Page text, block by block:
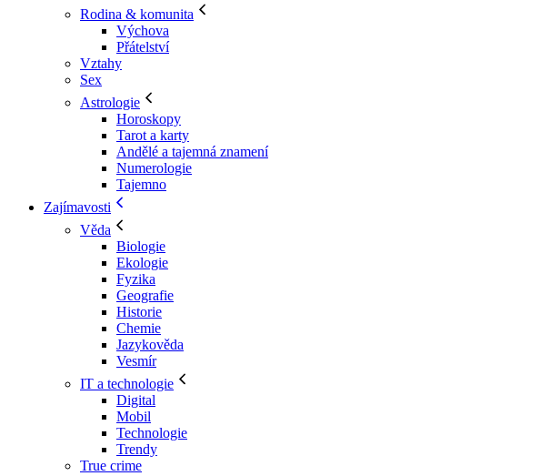
Rodina & komunita
Výchova
Přátelství
Vztahy
Sex
Astrologie
Horoskopy
Tarot a karty
Andělé a tajemná znamení
Numerologie
Tajemno
Zajímavosti
Věda
Biologie
Ekologie
Fyzika
Geografie
Historie
Chemie
Jazykověda
Vesmír
IT a technologie
Digital
Mobil
Technologie
Trendy
True crime